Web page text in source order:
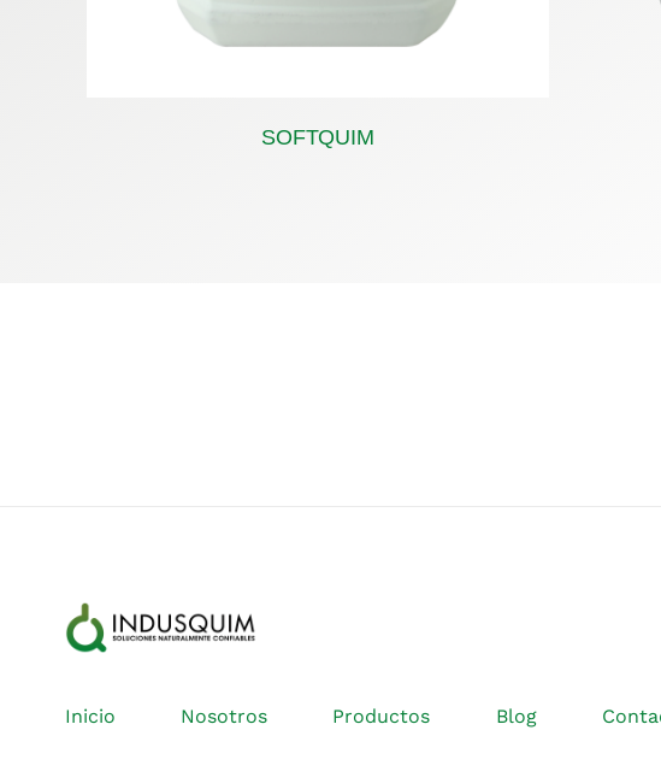
SOFTQUIM
Inicio Nosotros Productos Blog